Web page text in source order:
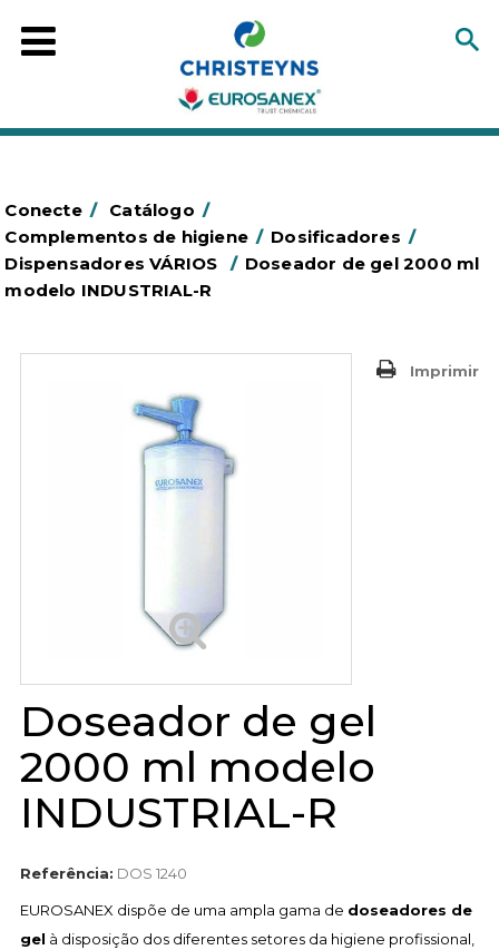
Conecte / Catálogo /
Complementos de higiene / Dosificadores /
Dispensadores VÁRIOS
/ Doseador de gel 2000 ml
modelo INDUSTRIAL-R
Imprimir
Doseador de gel
2000 ml modelo
INDUSTRIAL-R
Referência: DOS 1240
EUROSANEX dispõe de uma ampla gama de doseadores de
gel à disposição dos diferentes setores da higiene profissional,